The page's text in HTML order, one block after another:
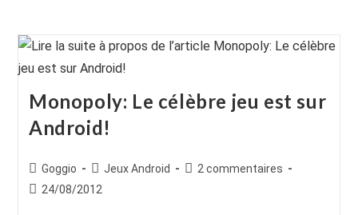
Monopoly: Le célèbre jeu est sur
Android!
Auteur/autrice
de
Goggio
Post
category:
Jeux Android
Commentaires
2 commentaires
Publication
24/08/2012